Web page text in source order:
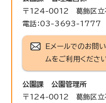
〒124-0012 葛飾区立
電話：03-3693-1777
Eメールでのお問
ムをご利用ください
公園課
公園管理所
〒124-0012 葛飾区立